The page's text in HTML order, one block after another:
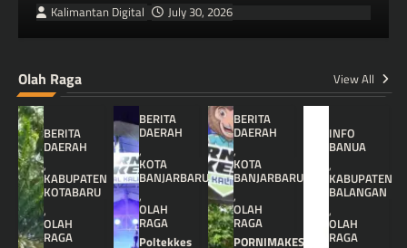
Kalimantan Digital July 30, 2026
Olah Raga View All
BERITA
DAERAH
,
KABUPATEN
KOTABARU
,
OLAH
RAGA
BERITA
DAERAH
,
KOTA
BANJARBARU
,
OLAH
RAGA
Poltekkes
BERITA
DAERAH
,
KOTA
BANJARBARU
,
OLAH
RAGA
PORNIMAKES
INFO
BANUA
,
KABUPATEN
BALANGAN
,
OLAH
RAGA